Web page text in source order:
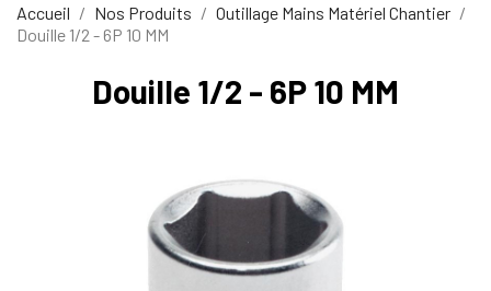
Accueil Nos Produits
Outillage Mains Matériel Chantier
Douille 1/2 - 6P 10 MM
Douille 1/2 - 6P 10 MM